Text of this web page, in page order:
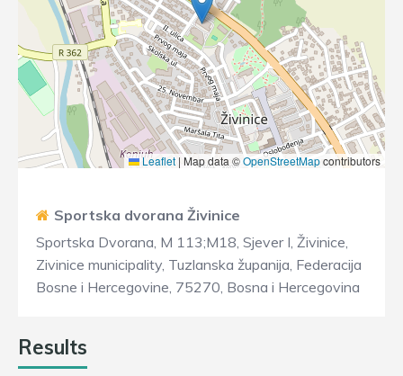
Leaflet | Map data ©OpenStreetMapcontributors
Sportska dvorana Živinice
Sportska Dvorana, M 113;M18, Sjever I, Živinice,
Zivinice municipality, Tuzlanska županija, Federacija
Bosne i Hercegovine, 75270, Bosna i Hercegovina
Results